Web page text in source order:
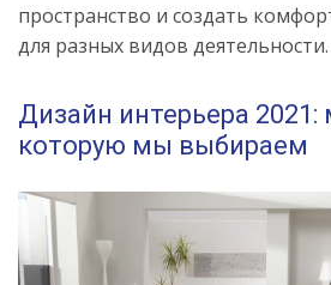
пространство и создать
для разных видов деятельности.
Дизайн интерьера 2021:
которую мы выбираем